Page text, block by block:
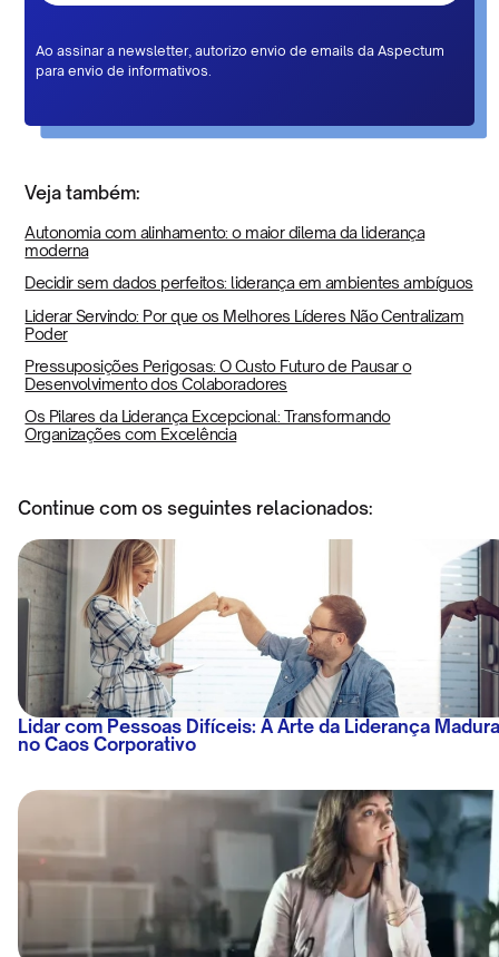
Ao assinar a newsletter, autorizo envio de emails da Aspectum
para envio de informativos.
Veja também:
Autonomia com alinhamento: o maior dilema da liderança
moderna
Decidir sem dados perfeitos: liderança em ambientes ambíguos
Liderar Servindo: Por que os Melhores Líderes Não Centralizam
Poder
Pressuposições Perigosas: O Custo Futuro de Pausar o
Desenvolvimento dos Colaboradores
Os Pilares da Liderança Excepcional: Transformando
Organizações com Excelência
Continue com os seguintes relacionados:
Lidar com Pessoas Difíceis: A Arte da Liderança Madura
no Caos Corporativo